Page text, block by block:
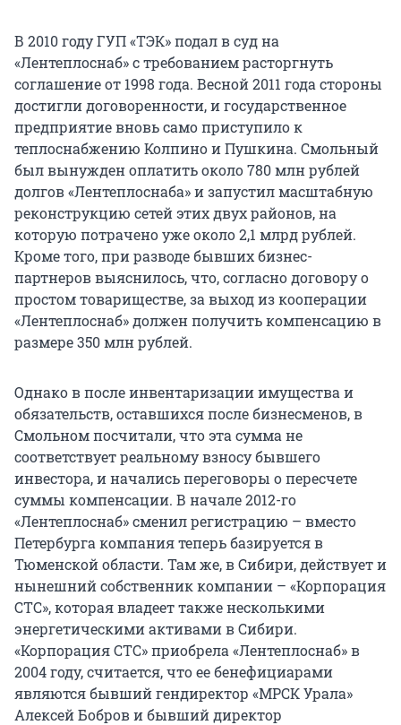
В 2010 году ГУП «ТЭК» подал в суд на
«Лентеплоснаб» с требованием расторгнуть
соглашение от 1998 года. Весной 2011 года стороны
достигли договоренности, и государственное
предприятие вновь само приступило к
теплоснабжению Колпино и Пушкина. Смольный
был вынужден оплатить около 780 млн рублей
долгов «Лентеплоснаба» и запустил масштабную
реконструкцию сетей этих двух районов, на
которую потрачено уже около 2,1 млрд рублей.
Кроме того, при разводе бывших бизнес-
партнеров выяснилось, что, согласно договору о
простом товариществе, за выход из кооперации
«Лентеплоснаб» должен получить компенсацию в
размере 350 млн рублей.
Однако в после инвентаризации имущества и
обязательств, оставшихся после бизнесменов, в
Смольном посчитали, что эта сумма не
соответствует реальному взносу бывшего
инвестора, и начались переговоры о пересчете
суммы компенсации. В начале 2012-го
«Лентеплоснаб» сменил регистрацию – вместо
Петербурга компания теперь базируется в
Тюменской области. Там же, в Сибири, действует и
нынешний собственник компании – «Корпорация
СТС», которая владеет также несколькими
энергетическими активами в Сибири.
«Корпорация СТС» приобрела «Лентеплоснаб» в
2004 году, считается, что ее бенефициарами
являются бывший гендиректор «МРСК Урала»
Алексей Бобров и бывший директор